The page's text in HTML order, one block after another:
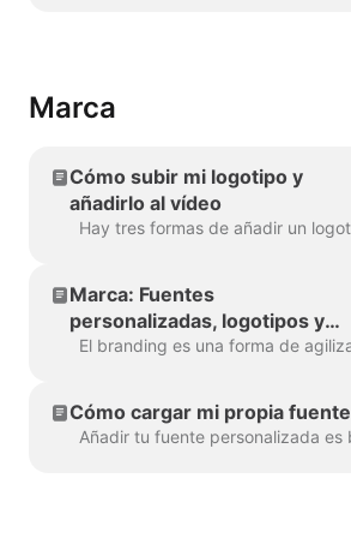
Marca
Cómo subir mi logotipo y
añadirlo al vídeo
Marca: Fuentes
personalizadas, logotipos y
combinaciones de colores
Cómo cargar mi propia fuente